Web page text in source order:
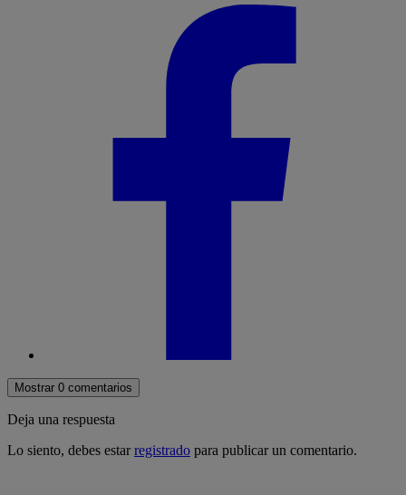
Mostrar 0 comentarios
Deja una respuesta
Lo siento, debes estarregistrado para publicar un comentario.